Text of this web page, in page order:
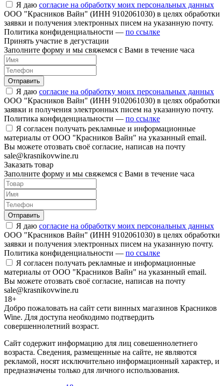
Я даю согласие на обработку моих персональных данных
ООО "Красников Вайн" (ИНН 9102061030) в целях обработки
заявки и получения электронных писем на указанную почту.
Политика конфиденциальности — по ссылке
Принять участие в дегустации
Заполните форму и мы свяжемся с Вами в течение часа
Отправить
Я даю согласие на обработку моих персональных данных
ООО "Красников Вайн" (ИНН 9102061030) в целях обработки
заявки и получения электронных писем на указанную почту.
Политика конфиденциальности — по ссылке
Я согласен получать рекламные и информационные
материалы от ООО "Красников Вайн" на указанный email.
Вы можете отозвать своё согласие, написав на почту
sale@krasnikovwine.ru
Заказать товар
Заполните форму и мы свяжемся с Вами в течение часа
Отправить
Я даю согласие на обработку моих персональных данных
ООО "Красников Вайн" (ИНН 9102061030) в целях обработки
заявки и получения электронных писем на указанную почту.
Политика конфиденциальности — по ссылке
Я согласен получать рекламные и информационные
материалы от ООО "Красников Вайн" на указанный email.
Вы можете отозвать своё согласие, написав на почту
sale@krasnikovwine.ru
18+
Добро пожаловать на сайт сети винных магазинов Красников
Wine. Для доступа необходимо подтвердить
совершеннолетний возраст.
Сайт содержит информацию для лиц совешеннолетнего
возраста. Сведения, размещенные на сайте, не являются
рекламой, носят исключительно информационный характер, и
предназначены только для личного использования.